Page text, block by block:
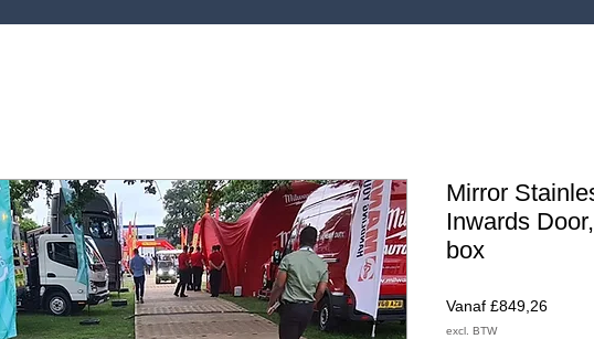
Mirror
Inwards
box
Vanaf £849,26
excl. BTW